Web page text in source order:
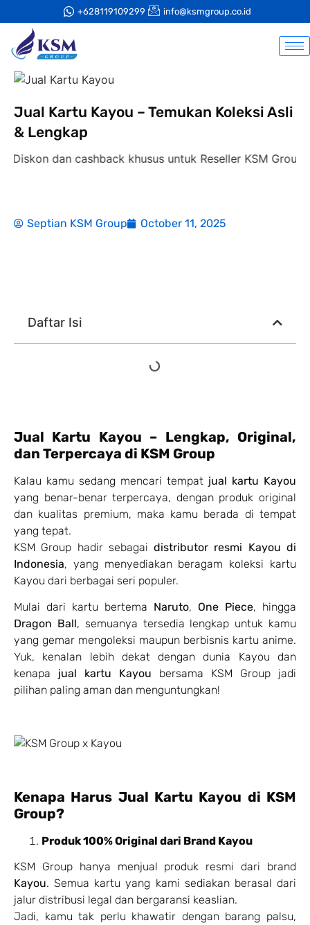
+628119109299 info@ksmgroup.co.id
Jual Kartu Kayou – Temukan Koleksi Asli
& Lengkap
dan cashback khusus untuk Reseller KSM Group,
Septian KSM Group October 11, 2025
Daftar Isi
Jual Kartu Kayou – Lengkap, Original,
dan Terpercaya di KSM Group
Kalau kamu sedang mencari tempat jual kartu Kayou
yang benar-benar terpercaya, dengan produk original
dan kualitas premium, maka kamu berada di tempat
yang tepat.
KSM Group hadir sebagaidistributor resmi Kayou di
Indonesia, yang menyediakan beragam koleksi kartu
Kayou dari berbagai seri populer.
Mulai dari kartu bertema Naruto, One Piece, hingga
Dragon Ball, semuanya tersedia lengkap untuk kamu
yang gemar mengoleksi maupun berbisnis kartu anime.
Yuk, kenalan lebih dekat dengan dunia Kayou dan
kenapa jual kartu Kayou bersama KSM Group jadi
pilihan paling aman dan menguntungkan!
Kenapa Harus Jual Kartu Kayou di KSM
Group?
Produk 100% Original dari Brand Kayou
KSM Group hanya menjual produk resmi dari brand
Kayou. Semua kartu yang kami sediakan berasal dari
jalur distribusi legal dan bergaransi keaslian.
Jadi, kamu tak perlu khawatir dengan barang palsu,